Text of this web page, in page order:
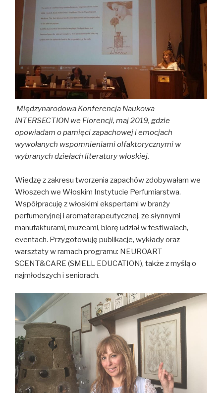
Międzynarodowa Konferencja Naukowa
INTERSECTION we Florencji, maj 2019, gdzie
opowiadam o pamięci zapachowej i emocjach
wywołanych wspomnieniami olfaktorycznymi w
wybranych dziełach literatury włoskiej.
Wiedzę z zakresu tworzenia zapachów zdobywałam we
Włoszech we Włoskim Instytucie Perfumiarstwa.
Współpracuję z włoskimi ekspertami w branży
perfumeryjnej i aromaterapeutycznej, ze słynnymi
manufakturami, muzeami, biorę udział w festiwalach,
eventach. Przygotowuję publikacje, wykłady oraz
warsztaty w ramach programu: NEUROART
SCENT&CARE (SMELL EDUCATION), także z myślą o
najmłodszych i seniorach.